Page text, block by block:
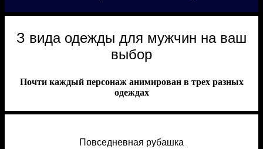
З вида одежды для мужчин на ваш
выбор
Почти каждый персонаж анимирован в трех разных
одеждах
Повседневная рубашка